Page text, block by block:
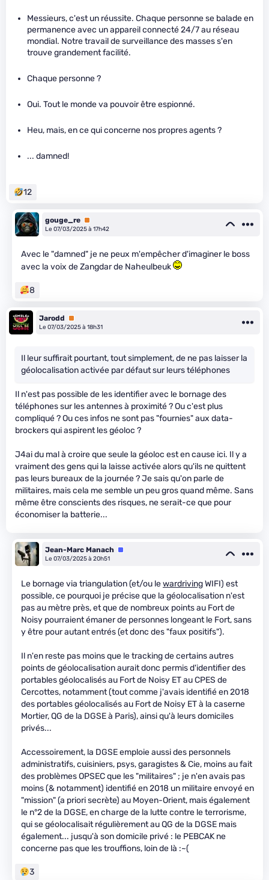
Messieurs, c'est un réussite. Chaque personne se balade en
permanence avec un appareil connecté 24/7 au réseau
mondial. Notre travail de surveillance des masses s'en
trouve grandement facilité.
Chaque personne ?
Oui. Tout le monde va pouvoir être espionné.
Heu, mais, en ce qui concerne nos propres agents ?
... damned!
12
gouge_re Premium
Le 07/03/2025 à 17h42
Avec le "damned" je ne peux m'empêcher d'imaginer le boss
avec la voix de Zangdar de Naheulbeuk
8
Jarodd
Premium
Le 07/03/2025 à 18h31
Il leur suffirait pourtant, tout simplement, de ne pas laisser la
géolocalisation activée par défaut sur leurs téléphones
Il n'est pas possible de les identifier avec le bornage des
téléphones sur les antennes à proximité ? Ou c'est plus
compliqué ? Ou ces infos ne sont pas "fournies" aux data-
brockers qui aspirent les géoloc ?
J4ai du mal à croire que seule la géoloc est en cause ici. Il y a
vraiment des gens qui la laisse activée alors qu'ils ne quittent
pas leurs bureaux de la journée ? Je sais qu'on parle de
militaires, mais cela me semble un peu gros quand même. Sans
même être conscients des risques, ne serait-ce que pour
économiser la batterie...
Jean-Marc Manach Équipe
Le 07/03/2025 à 20h51
Le bornage via triangulation (et/ou lewardrivingWIFI) est
possible, ce pourquoi je précise que la géolocalisation n'est
pas au mètre près, et que de nombreux points au Fort de
Noisy pourraient émaner de personnes longeant le Fort, sans
y être pour autant entrés (et donc des "faux positifs").
Il n'en reste pas moins que le tracking de certains autres
points de géolocalisation aurait donc permis d'identifier des
portables géolocalisés au Fort de Noisy ET au CPES de
Cercottes, notamment (tout comme j'avais identifié en 2018
des portables géolocalisés au Fort de Noisy ET à la caserne
Mortier, QG de la DGSE à Paris), ainsi qu'à leurs domiciles
privés...
Accessoirement, la DGSE emploie aussi des personnels
administratifs, cuisiniers, psys, garagistes & Cie, moins au fait
des problèmes OPSEC que les "militaires" ; je n'en avais pas
moins (& notamment) identifié en 2018 un militaire envoyé en
"mission" (a priori secrète) au Moyen-Orient, mais également
le n°2 de la DGSE, en charge de la lutte contre le terrorisme,
qui se géolocalisait régulièrement au QG de la DGSE mais
également... jusqu'à son domicile privé : le PEBCAK ne
concerne pas que les trouffions, loin de là :~(
3